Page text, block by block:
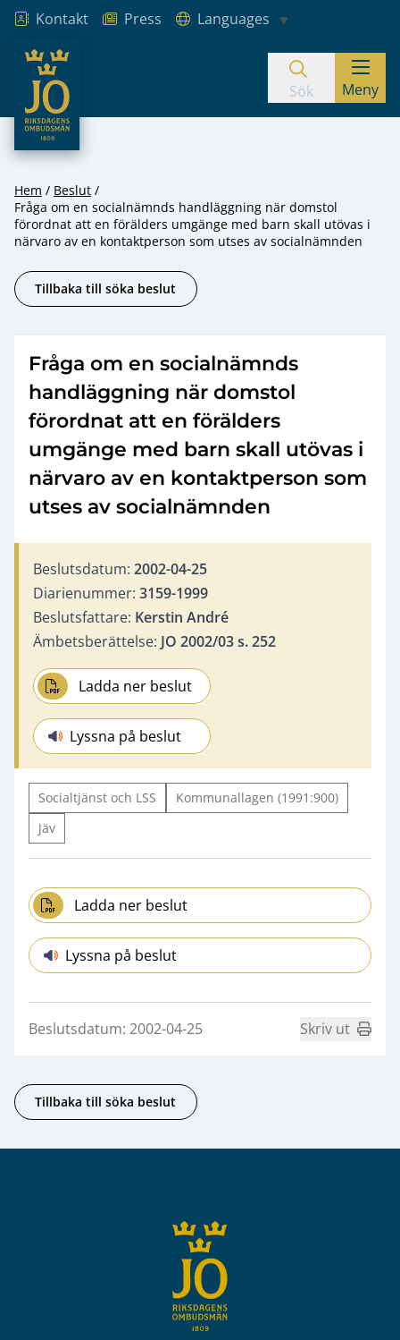
Hoppa till innehåll
Kontakt Press
Languages
JO – Riksdagens Ombudsmän
Sök Meny
Hem
Beslut
Fråga om en socialnämnds handläggning när domstol
förordnat att en förälders umgänge med barn skall utövas i
närvaro av en kontaktperson som utses av socialnämnden
Tillbaka till söka beslut
Fråga om en socialnämnds
handläggning när domstol
förordnat att en förälders
umgänge med barn skall utövas i
närvaro av en kontaktperson som
utses av socialnämnden
Beslutsdatum: 2002-04-25
Diarienummer: 3159-1999
Beslutsfattare: Kerstin André
Ämbetsberättelse: JO 2002/03 s. 252
Ladda ner beslut
Lyssna på beslut
Socialtjänst och LSS
Kommunallagen (1991:900)
Jäv
Ladda ner beslut
Lyssna på beslut
Beslutsdatum: 2002-04-25 Skriv ut
Tillbaka till söka beslut